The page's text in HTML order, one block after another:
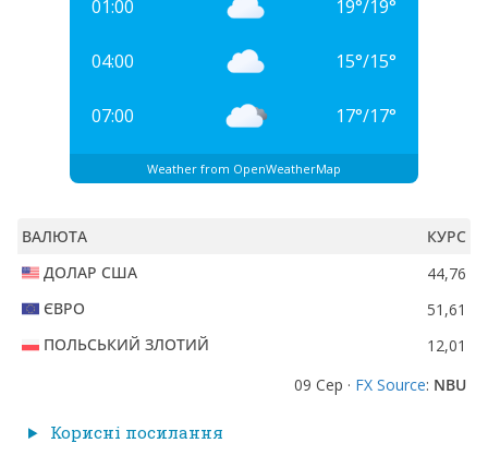
01:00 19°/19°
04:00 15°/15°
07:00 17°/17°
Weather from OpenWeatherMap
ВАЛЮТА
КУРС
ДОЛАР США
44,76
ЄВРО
51,61
ПОЛЬСЬКИЙ ЗЛОТИЙ
12,01
09 Сер · FX Source: NBU
Корисні посилання